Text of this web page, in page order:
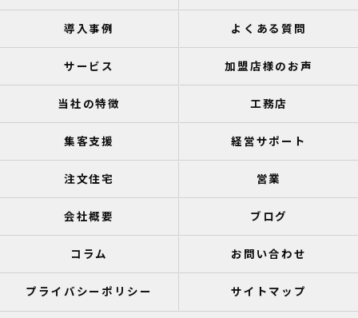
導入事例 よくある質問
サービス 加盟店様のお声
当社の特徴 工務店
集客支援 経営サポート
注文住宅 営業
会社概要 ブログ
コラム お問い合わせ
プライバシーポリシー サイトマップ